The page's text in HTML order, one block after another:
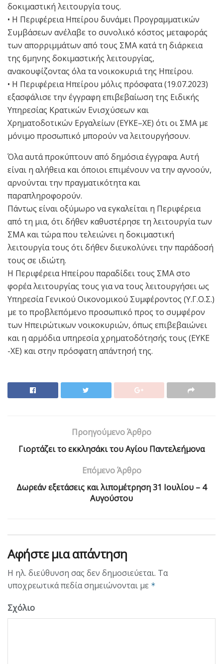
δοκιμαστική λειτουργία τους.
• Η Περιφέρεια Ηπείρου δυνάμει Προγραμματικών
Συμβάσεων ανέλαβε το συνολικό κόστος μεταφοράς
των απορριμμάτων από τους ΣΜΑ κατά τη διάρκεια
της 6μηνης δοκιμαστικής λειτουργίας,
ανακουφίζοντας όλα τα νοικοκυριά της Ηπείρου.
• Η Περιφέρεια Ηπείρου μόλις πρόσφατα (19.07.2023)
εξασφάλισε την έγγραφη επιβεβαίωση της Ειδικής
Υπηρεσίας Κρατικών Ενισχύσεων και
Χρηματοδοτικών Εργαλείων (ΕΥΚΕ–ΧΕ) ότι οι ΣΜΑ με
μόνιμο προσωπικό μπορούν να λειτουργήσουν.
Όλα αυτά προκύπτουν από δημόσια έγγραφα. Αυτή
είναι η αλήθεια και όποιοι επιμένουν να την αγνοούν,
αρνούνται την πραγματικότητα και
παραπληροφορούν.
Πάντως είναι οξύμωρο να εγκαλείται η Περιφέρεια
από τη μια, ότι δήθεν καθυστέρησε τη λειτουργία των
ΣΜΑ και τώρα που τελειώνει η δοκιμαστική
λειτουργία τους ότι δήθεν διευκολύνει την παράδοσή
τους σε ιδιώτη.
Η Περιφέρεια Ηπείρου παραδίδει τους ΣΜΑ στο
φορέα λειτουργίας τους για να τους λειτουργήσει ως
Υπηρεσία Γενικού Οικονομικού Συμφέροντος (Υ.Γ.Ο.Σ.)
με το προβλεπόμενο προσωπικό προς το συμφέρον
των Ηπειρώτικων νοικοκυριών, όπως επιβεβαιώνει
και η αρμόδια υπηρεσία χρηματοδότησής τους (ΕΥΚΕ
-ΧΕ) και στην πρόσφατη απάντησή της.
Προηγούμενο Άρθρο
Γιορτάζει το εκκλησάκι του Αγίου Παντελεήμονα
Επόμενο Άρθρο
Δωρεάν εξετάσεις και λιπομέτρηση 31 Ιουλίου – 4
Αυγούστου
Αφήστε μια απάντηση
Η ηλ. διεύθυνση σας δεν δημοσιεύεται. Τα
υποχρεωτικά πεδία σημειώνονται με *
Σχόλιο